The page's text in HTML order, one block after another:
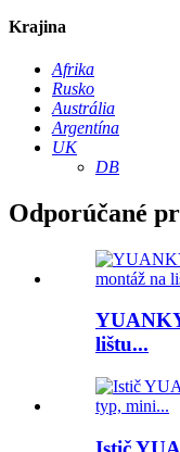
Krajina
Afrika
Rusko
Austrália
Argentína
UK
DB
Odporúčané
lištu...